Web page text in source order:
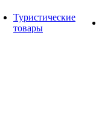
Туристические
товары